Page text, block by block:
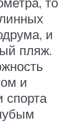
и
пляж.
и